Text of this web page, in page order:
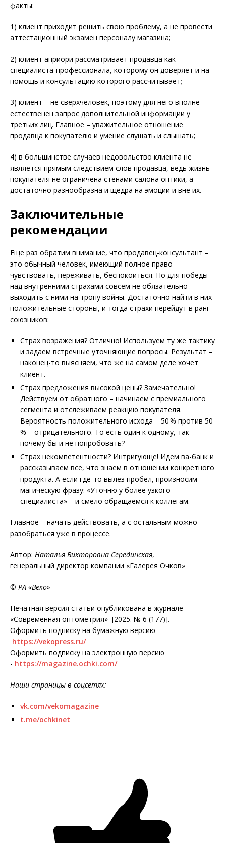
факты:
1) клиент приходит решить свою проблему, а не провести
аттестационный экзамен персоналу магазина;
2) клиент априори рассматривает продавца как
специалиста-профессионала, которому он доверяет и на
помощь и консультацию которого рассчитывает;
3) клиент – не сверхчеловек, поэтому для него вполне
естественен запрос дополнительной информации у
третьих лиц. Главное – уважительное отношение
продавца к покупателю и умение слушать и слышать;
4) в большинстве случаев недовольство клиента не
является прямым следствием слов продавца, ведь жизнь
покупателя не ограничена стенами салона оптики, а
достаточно разнообразна и щедра на эмоции и вне их.
Заключительные
рекомендации
Еще раз обратим внимание, что продавец-консультант –
это обычный человек, имеющий полное право
чувствовать, переживать, беспокоиться. Но для победы
над внутренними страхами совсем не обязательно
выходить с ними на тропу войны. Достаточно найти в них
положительные стороны, и тогда страхи перейдут в ранг
союзников:
Страх возражения? Отлично! Используем ту же тактику
и задаем встречные уточняющие вопросы. Результат –
наконец-то выясняем, что же на самом деле хочет
клиент.
Страх предложения высокой цены? Замечательно!
Действуем от обратного – начинаем с премиального
сегмента и отслеживаем реакцию покупателя.
Вероятность положительного исхода – 50 % против 50
% – отрицательного. То есть один к одному, так
почему бы и не попробовать?
Страх некомпетентности? Интригующе! Идем ва-банк и
рассказываем все, что знаем в отношении конкретного
продукта. А если где-то вылез пробел, произносим
магическую фразу: «Уточню у более узкого
специалиста» – и смело обращаемся к коллегам.
Главное – начать действовать, а с остальным можно
разобраться уже в процессе.
Автор: Наталья Викторовна Серединская,
генеральный директор компании «Галерея Очков»
© РА «Веко»
Печатная версия статьи опубликована в журнале
«Современная оптометрия» [2025. № 6 (177)].
Оформить подписку на бумажную версию –
https://vekopress.ru/
Оформить подписку на электронную версию
- https://magazine.ochki.com/
Наши страницы в соцсетях:
vk.com/vekomagazine
t.me/ochkinet